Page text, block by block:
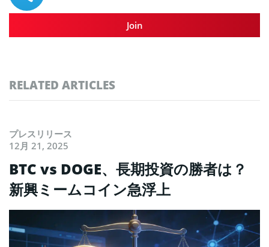
Join
RELATED ARTICLES
プレスリリース
12月 21, 2025
BTC vs DOGE、長期投資の勝者は？
新興ミームコイン急浮上